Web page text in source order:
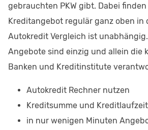
gebrauchten PKW gibt. Dabei
Kreditangebot regulär ganz oben in
Autokredit Vergleich ist
Angebote sind einzig und allein die
Banken und Kreditinstitute
Autokredit Rechner nutzen
Kreditsumme und
in nur wenigen Minuten